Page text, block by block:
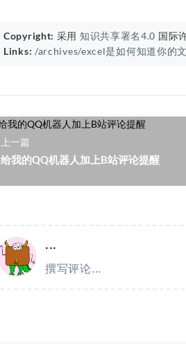
Copyright: 采用 知识共享署名4.0 国际
Links: /archives/excel是如何知道你的
上一篇
给我的QQ机器人加上B站评论提醒